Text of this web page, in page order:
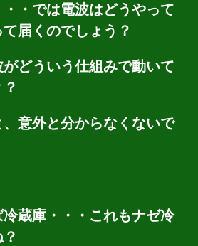
・では電波はどうやって
届くのでしょう？
どういう仕組みで動いて
意外と分からなくないで
蔵庫・・・これもナゼ冷